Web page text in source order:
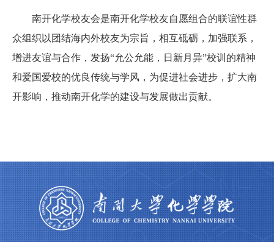
南开化学校友会是南开化学校友自愿组合的联谊性群
众组织以 团结海内外校友为宗旨，相互砥砺，加强联系，
增进友谊与合作，发扬“允公允能，日新月异”校训的精神
和爱国爱校的优良传统与学风，为促进社会进步，扩大南
开影响，推动南开化学的建设与发展做出贡献。